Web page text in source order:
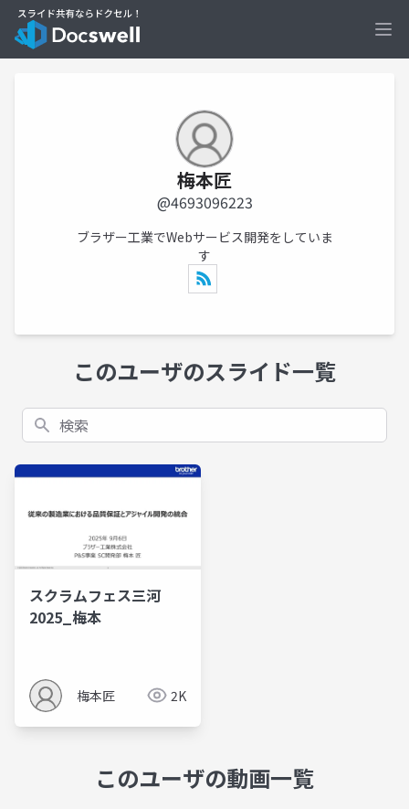
梅本匠
@4693096223
ブラザー工業でWebサービス開発をしていま
す
このユーザのスライド一覧
検索
スクラムフェス三河
2025_梅本
梅本匠 2K
このユーザの動画一覧